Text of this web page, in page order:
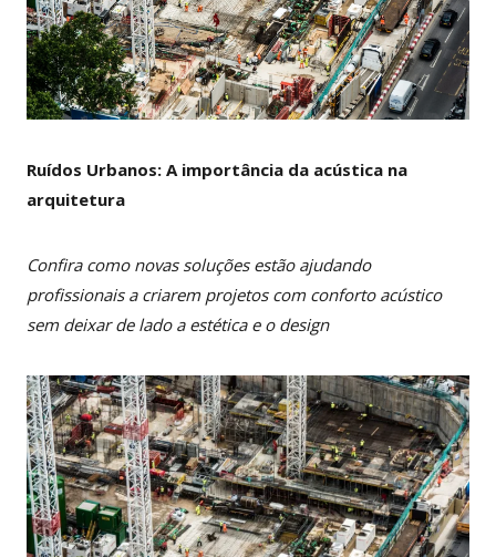
Ruídos Urbanos: A importância da acústica na
arquitetura
Confira como novas soluções estão ajudando
profissionais a criarem projetos com conforto acústico
sem deixar de lado a estética e o design